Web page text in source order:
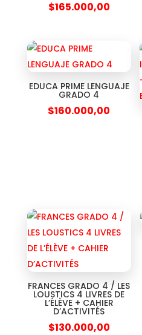
$165.000,00
EDUCA PRIME LENGUAJE
GRADO 4
$160.000,00
FRANCES GRADO 4 / LES
LOUSTICS 4 LIVRES DE
L’ÉLÈVE + CAHIER
D’ACTIVITÉS
$130.000,00